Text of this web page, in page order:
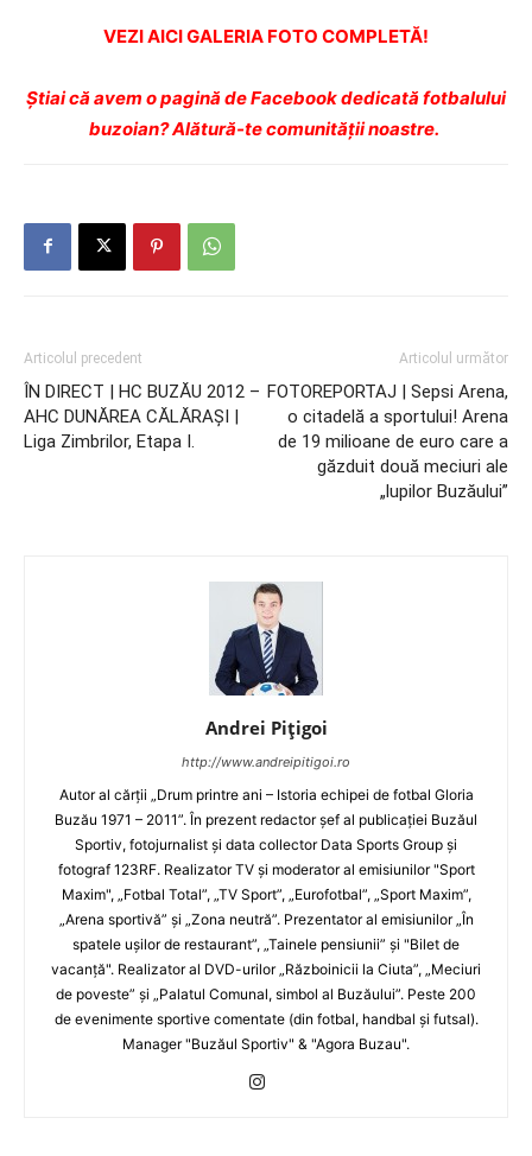
VEZI AICI GALERIA FOTO COMPLETĂ!
Ştiai că avem o pagină de Facebook dedicată fotbalului
buzoian? Alătură-te comunității noastre.
Articolul precedent
ÎN DIRECT | HC BUZĂU 2012 –
AHC DUNĂREA CĂLĂRAŞI |
Liga Zimbrilor, Etapa I.
Articolul următor
FOTOREPORTAJ | Sepsi Arena,
o citadelă a sportului! Arena
de 19 milioane de euro care a
găzduit două meciuri ale
„lupilor Buzăului”
Andrei Pițigoi
http://www.andreipitigoi.ro
Autor al cărţii „Drum printre ani – Istoria echipei de fotbal Gloria
Buzău 1971 – 2011”. În prezent redactor şef al publicaţiei Buzăul
Sportiv, fotojurnalist şi data collector Data Sports Group şi
fotograf 123RF. Realizator TV şi moderator al emisiunilor "Sport
Maxim", „Fotbal Total”, „TV Sport”, „Eurofotbal”, „Sport Maxim”,
„Arena sportivă” şi „Zona neutră”. Prezentator al emisiunilor „În
spatele uşilor de restaurant”, „Tainele pensiunii” şi "Bilet de
vacanţă". Realizator al DVD-urilor „Războinicii la Ciuta”, „Meciuri
de poveste” şi „Palatul Comunal, simbol al Buzăului”. Peste 200
de evenimente sportive comentate (din fotbal, handbal şi futsal).
Manager "Buzăul Sportiv" & "Agora Buzau".